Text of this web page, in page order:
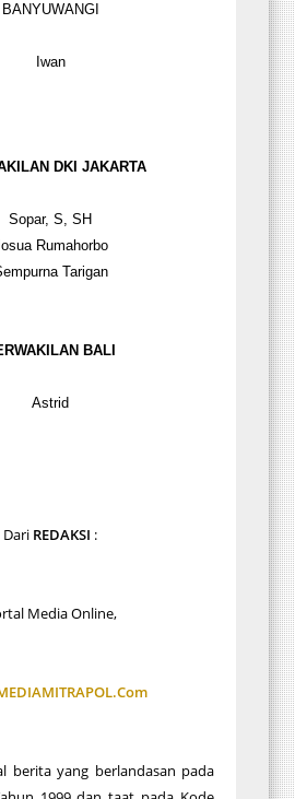
BANYUWANGI
Iwan
DKI JAKARTA
Sopar, S, SH
Rumahorbo
Tarigan
BALI
Astrid
Dari REDAKSI :
Media Online,
berita yang berlandasan pada